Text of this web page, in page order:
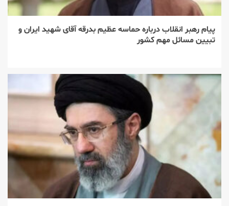
پیام رهبر انقلاب درباره حماسه عظیم بدرقه آقای شهید ایران و
تبیین مسائل مهم کشور